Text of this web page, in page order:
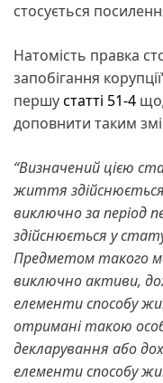
стосується
Натомість правка
запобігання
першустатті 51-4
доповнити таким
“Визначений цією
життя
виключно за період
здійснюється у
Предметом такого
виключно активи,
елементи способу
отримані такою
декларування або
елементи способу